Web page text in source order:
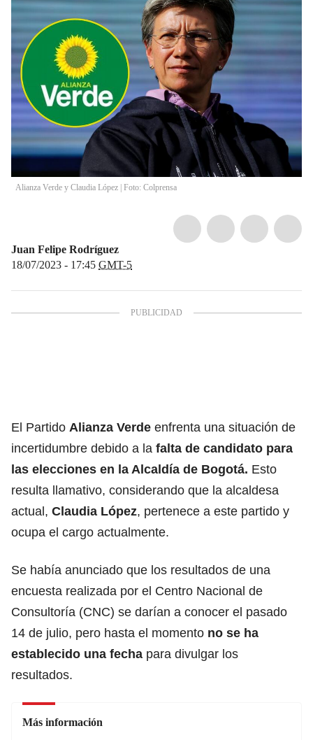
Alianza Verde y Claudia López | Foto: Colprensa
Juan Felipe Rodríguez
18/07/2023 - 17:45 GMT-5
El Partido Alianza Verde enfrenta una situación de
incertidumbre debido a la falta de candidato para
las elecciones en la Alcaldía de Bogotá. Esto
resulta llamativo, considerando que la alcaldesa
actual, Claudia López, pertenece a este partido y
ocupa el cargo actualmente.
Se había anunciado que los resultados de una
encuesta realizada por el Centro Nacional de
Consultoría (CNC) se darían a conocer el pasado
14 de julio, pero hasta el momento no se ha
establecido una fecha para divulgar los
resultados.
Más información